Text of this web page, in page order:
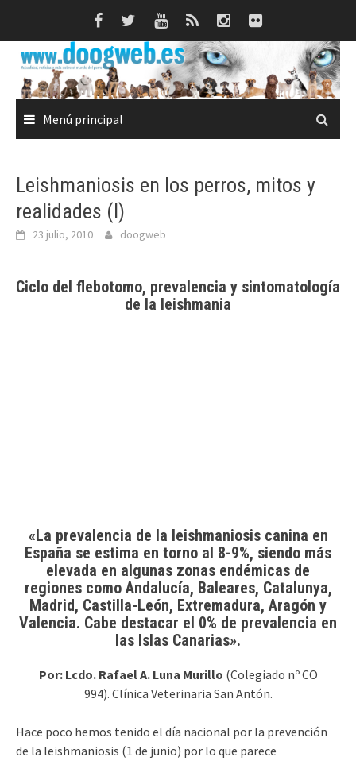
Menú principal
Leishmaniosis en los perros, mitos y
realidades (I)
23 julio, 2010 doogweb
Ciclo del flebotomo, prevalencia y sintomatología
de la leishmania
«La prevalencia de la leishmaniosis canina en
España se estima en torno al 8-9%, siendo más
elevada en algunas zonas endémicas de
regiones como Andalucía, Baleares, Catalunya,
Madrid, Castilla-León, Extremadura, Aragón y
Valencia. Cabe destacar el 0% de prevalencia en
las Islas Canarias».
Por: Lcdo. Rafael A. Luna Murillo (Colegiado nº CO
994). Clínica Veterinaria San Antón.
Hace poco hemos tenido el día nacional por la prevención
de la leishmaniosis (1 de junio) por lo que parece